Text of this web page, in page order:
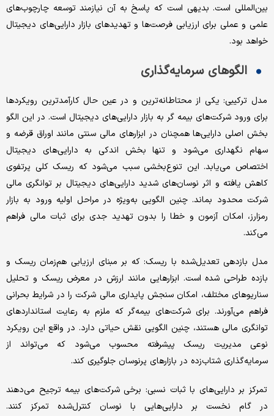
بین‌المللی است. بدیهی است که پاسخ به آن نیازمند توسعه چارچوب‌های
علمی و عملی برای ارزیابی فرصت‌ها و تهدیدهای بازار دارایی‌های دیجیتال
خواهد بود.
الگو‌های سرمایه‌گذاری
مدل ترکیبی: یکی از محتاطانه‌ترین و در عین حال کارآمدترین رویکردها
برای ورود شرکت‌های بیمه گر به بازار دارایی‌های دیجیتال است. در این الگو
بخش اصلی دارایی‌ها همچنان در ابزارهای مالی سنتی مانند اوراق قرضه و
سهام نگهداری می‌شود و تنها بخش اندکی به دارایی‌های دیجیتال
اختصاص می‌یابد. این تنوع‌بخشی سبب می‌شود که ریسک کلی پرتفوی
کاهش یافته و اثر نوسان‌های شدید دارایی‌های دیجیتال بر توانگری مالی
شرکت محدود بماند. چنین الگویی به‌ویژه در مراحل اولیه ورود به بازار
رمزارز، امکان آزمون و خطا را بدون تهدید جدی برای ثبات مالی فراهم
می‌کند.
مدل بازدهی تعدیل‌شده با ریسک: که بر مبنای ارزیابی هم‌زمان ریسک و
بازده طراحی شده است. ابزارهایی مانند ارزش در معرض ریسک و تحلیل
سناریوهای مختلف، امکان سنجش پایداری مالی شرکت را در شرایط بحرانی
فراهم می‌آورند. برای شرکت‌های بیمه‌گر که ملزم به رعایت استانداردهای
توانگری مالی هستند، چنین الگویی نقش حیاتی دارد. در واقع این رویکرد
نوعی مدیریت ریسک پیشرفته محسوب می‌شود که می‌تواند از
سرمایه‌گذاری شتاب‌زده در بازارهای پرنوسان جلوگیری کند.
تمرکز بر دارایی‌های با ثبات نسبی: برخی شرکت‌های بیمه ترجیح می‌دهند
در گام نخست بر دارایی‌هایی با نوسان کنترل‌شده تمرکز کنند.